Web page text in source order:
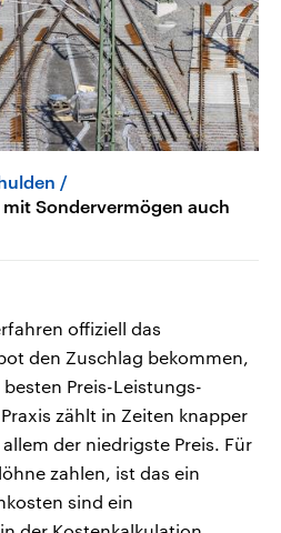
Sondervermögen auch
offiziell das
den Zuschlag bekommen,
Preis-Leistungs-
zählt in Zeiten knapper
der niedrigste Preis. Für
zahlen, ist das ein
sind ein